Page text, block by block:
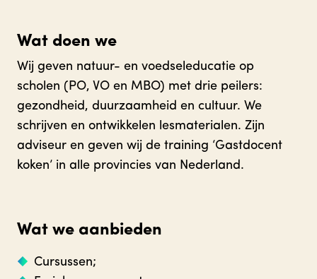
Wat doen we
Wij geven natuur- en voedseleducatie op
scholen (PO, VO en MBO) met drie peilers:
gezondheid, duurzaamheid en cultuur. We
schrijven en ontwikkelen lesmaterialen. Zijn
adviseur en geven wij de training ‘Gastdocent
koken’ in alle provincies van Nederland.
Wat we aanbieden
Cursussen;